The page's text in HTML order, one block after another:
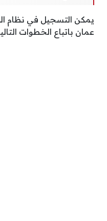
يمكن التسجيل في نظام
عمان باتباع الخطوات